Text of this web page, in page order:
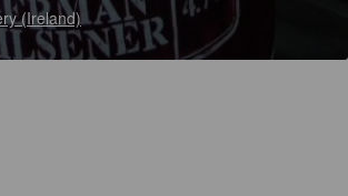
(Ireland)